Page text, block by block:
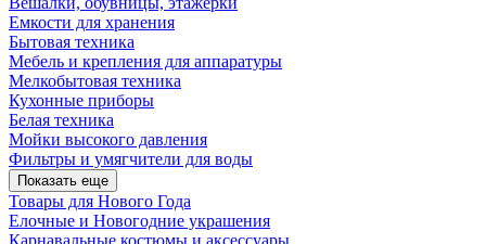
Емкости для хранения
Бытовая техника
Мебель и крепления для аппаратуры
Мелкобытовая техника
Кухонные приборы
Белая техника
Мойки высокого давления
Фильтры и умягчители для воды
Показать еще
Товары для Нового Года
Елочные и Новогодние украшения
Карнавальные костюмы и аксессуары